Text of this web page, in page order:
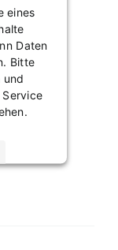
eines
Daten
Bitte
und